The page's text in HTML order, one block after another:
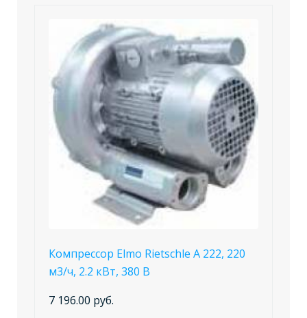
Компрессор Elmo Rietschle А 222, 220
м3/ч, 2.2 кВт, 380 В
7 196.00 руб.